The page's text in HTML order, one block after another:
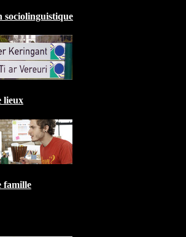
sociolinguistique
lieux
famille